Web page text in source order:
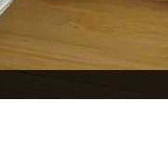
எடை
மாவுச்சத்து